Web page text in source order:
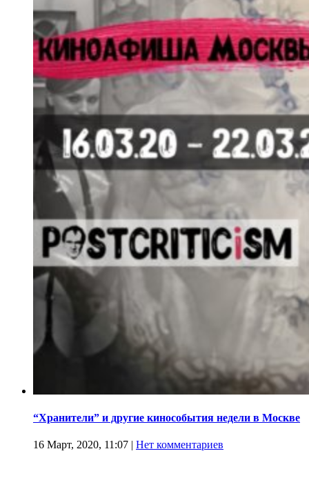
“Хранители” и другие кинособытия недели в Москве
16 Март, 2020, 11:07 | Нет комментариев